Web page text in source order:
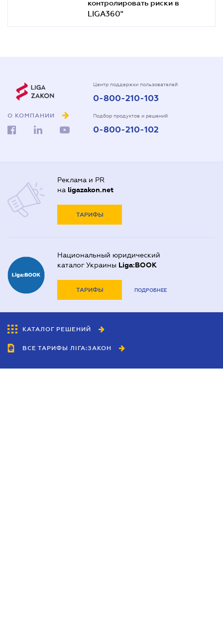
контролировать риски в
LIGA360"
О КОМПАНИИ
Центр поддержки пользователей
0-800-210-103
Подбор продуктов и решений
0-800-210-102
Реклама и PR
на ligazakon.net
ТАРИФЫ
Национальный юридический
каталог Украины Liga:BOOK
ТАРИФЫ ПОДРОБНЕЕ
КАТАЛОГ РЕШЕНИЙ
ВСЕ ТАРИФЫ ЛІГА:ЗАКОН